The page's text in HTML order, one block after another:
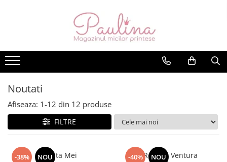
Rochii fără mâneci
Rochii mâneci scurte
Rochii mâneci lungi
Bentite & Fundite
Incaltaminte
Sosete
Costume de baie
Dresuri
Caciuli
Păturici
Noutati
Afiseaza: 1-12 din 12 produse
FILTRE
-38% NOU
Rochita Mei
-40% NOU
Rochita Ventura